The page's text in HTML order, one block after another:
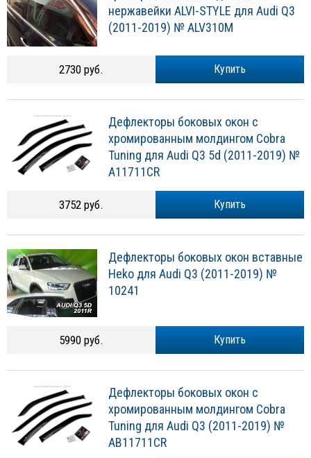
нержавейки ALVI-STYLE для Audi Q3
(2011-2019) № ALV310M
Купить
2730 руб.
Дефлекторы боковых окон с
хромированным молдингом Cobra
Tuning для Audi Q3 5d (2011-2019) №
A11711CR
Купить
3752 руб.
Дефлекторы боковых окон вставные
Heko для Audi Q3 (2011-2019) №
10241
Купить
5990 руб.
Дефлекторы боковых окон с
хромированным молдингом Cobra
Tuning для Audi Q3 (2011-2019) №
AB11711CR